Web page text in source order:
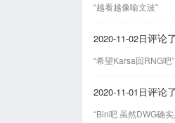
“越看越像喻文波”
2020-11-02日评论
“希望Karsa回RNG吧”
2020-11-01日评论
“Bin吧 虽然DWG确